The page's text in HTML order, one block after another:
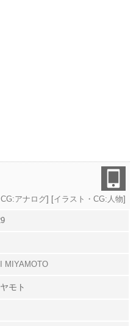
アナログ] [イラスト・CG:人物]
MIYAMOTO
モト